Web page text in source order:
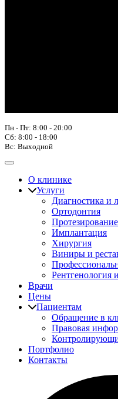
Пн - Пт: 8:00 - 20:00
Сб: 8:00 - 18:00
Вс: Выходной
О клинике
Услуги
Диагностика и
Ортодонтия
Протезирование
Имплантация
Хирургия
Виниры и
Рентгенология
Врачи
Цены
Пациентам
Обращение в
Правовая
Портфолио
Контакты